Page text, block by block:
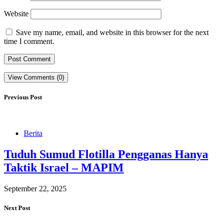
Website
Save my name, email, and website in this browser for the next
time I comment.
View Comments (0)
Previous Post
Berita
Tuduh Sumud Flotilla Pengganas Hanya
Taktik Israel – MAPIM
September 22, 2025
Next Post